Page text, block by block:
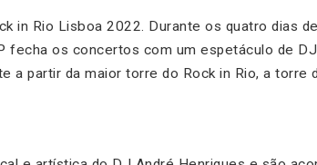
in Rio Lisboa 2022. Durante os quatro dias
fecha os concertos com um espetáculo de
a partir da maior torre do Rock in Rio, a torre